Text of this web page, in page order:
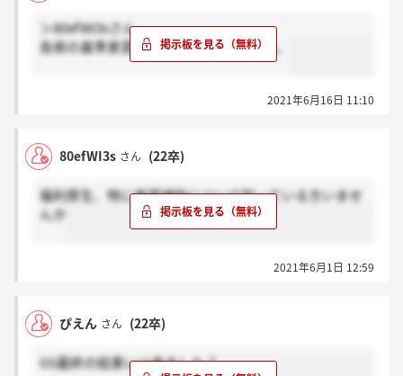
＞80efWI3sさん
各県の基準家賃の8割だった気がします。
2021年6月16日 11:10
80efWI3s さん (22卒)
福利厚生、特に家賃補助について知っている方いませ
んか
2021年6月1日 12:59
ぴえん さん (22卒)
GS最終の結果いつ来ました？